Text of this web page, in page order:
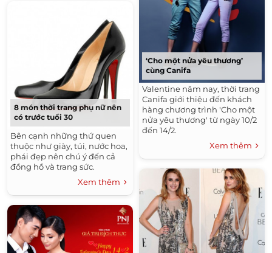
8 món thời trang phụ nữ nên
có trước tuổi 30
Bên cạnh những thứ quen
thuộc như giày, túi, nước hoa,
phái đẹp nên chú ý đến cả
đồng hồ và trang sức.
Xem thêm
‘Cho một nửa yêu thương’
cùng Canifa
Valentine năm nay, thời trang
Canifa giới thiệu đến khách
hàng chương trình 'Cho một
nửa yêu thương' từ ngày 10/2
đến 14/2.
Xem thêm